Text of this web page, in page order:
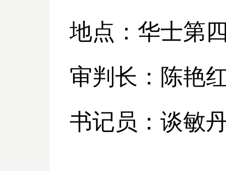
地点：华士第
审判长：陈艳
书记员：谈敏